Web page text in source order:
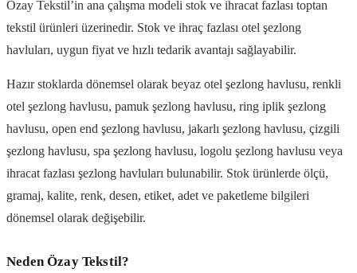
Özay Tekstil’in ana çalışma modeli stok ve ihracat fazlası toptan
tekstil ürünleri üzerinedir. Stok ve ihraç fazlası otel şezlong
havluları, uygun fiyat ve hızlı tedarik avantajı sağlayabilir.
Hazır stoklarda dönemsel olarak beyaz otel şezlong havlusu, renkli
otel şezlong havlusu, pamuk şezlong havlusu, ring iplik şezlong
havlusu, open end şezlong havlusu, jakarlı şezlong havlusu, çizgili
şezlong havlusu, spa şezlong havlusu, logolu şezlong havlusu veya
ihracat fazlası şezlong havluları bulunabilir. Stok ürünlerde ölçü,
gramaj, kalite, renk, desen, etiket, adet ve paketleme bilgileri
dönemsel olarak değişebilir.
Neden Özay Tekstil?